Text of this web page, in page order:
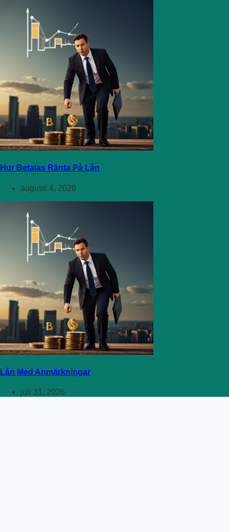
Hur Betalas Ränta På Lån
augusti 4, 2026
Lån Med Anmärkningar
juli 31, 2026